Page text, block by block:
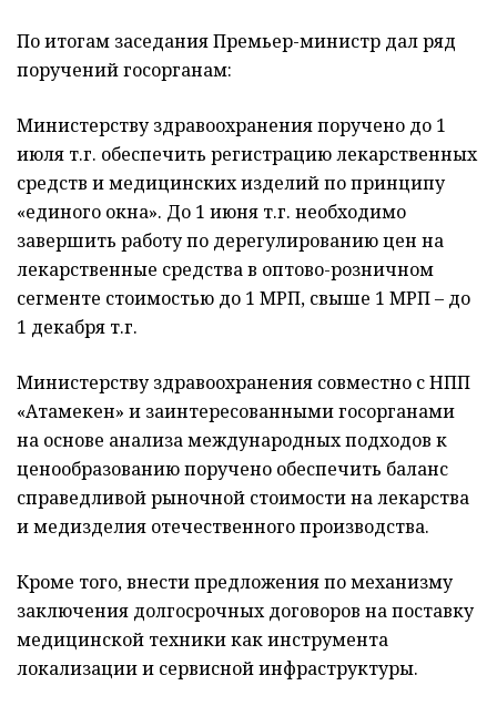
По итогам заседания Премьер-министр дал ряд
поручений госорганам:
Министерству здравоохранения поручено до 1
июля т.г. обеспечить регистрацию лекарственных
средств и медицинских изделий по принципу
«единого окна». До 1 июня т.г. необходимо
завершить работу по дерегулированию цен на
лекарственные средства в оптово-розничном
сегменте стоимостью до 1 МРП, свыше 1 МРП – до
1 декабря т.г.
Министерству здравоохранения совместно с НПП
«Атамекен» и заинтересованными госорганами
на основе анализа международных подходов к
ценообразованию поручено обеспечить баланс
справедливой рыночной стоимости на лекарства
и медизделия отечественного производства.
Кроме того, внести предложения по механизму
заключения долгосрочных договоров на поставку
медицинской техники как инструмента
локализации и сервисной инфраструктуры.